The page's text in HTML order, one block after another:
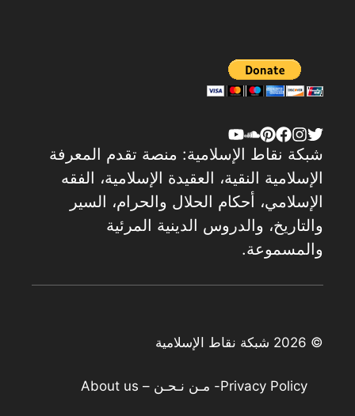
شبكة نقاط الإسلامية: منصة تقدم المعرفة
الإسلامية النقية، العقيدة الإسلامية، الفقه
الإسلامي، أحكام الحلال والحرام، السير
والتاريخ، والدروس الدينية المرئية
والمسموعة.
© 2026 شبكة نقاط الإسلامية
Privacy Policy- مـن نـحـن – About us